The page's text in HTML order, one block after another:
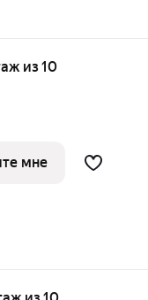
из 10
мне